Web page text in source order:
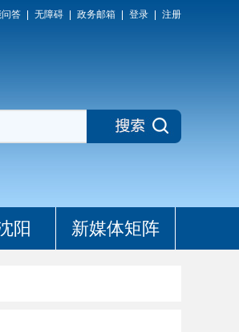
答 无障碍 政务邮箱 登录 注册
阳 新媒体矩阵